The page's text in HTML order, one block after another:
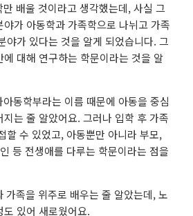
배울 것이라고 생각했는데, 사실 그
야가 아동학과 가족학으로 나뉘고 가족
야가 있다는 것을 알게 되었습니다. 그
에 대해 연구하는 학문이라는 것을 알
동학부라는 이름 때문에 아동을 중심
는 줄 알았어요. 그러나 입학 후 가족
할 수 있었고, 아동뿐만 아니라 부모,
등 전생애를 다루는 학문이라는 점을
가족을 위주로 배우는 줄 알았는데, 노
있어 새로웠어요.